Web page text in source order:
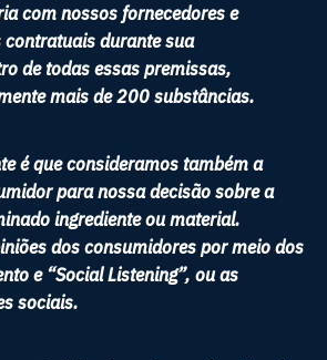
com nossos fornecedores e
durante sua
de todas essas premissas,
mais de 200 substâncias.
é que consideramos também a
para nossa decisão sobre a
ingrediente ou material.
dos consumidores por meio dos
e “Social Listening”, ou as
sociais.